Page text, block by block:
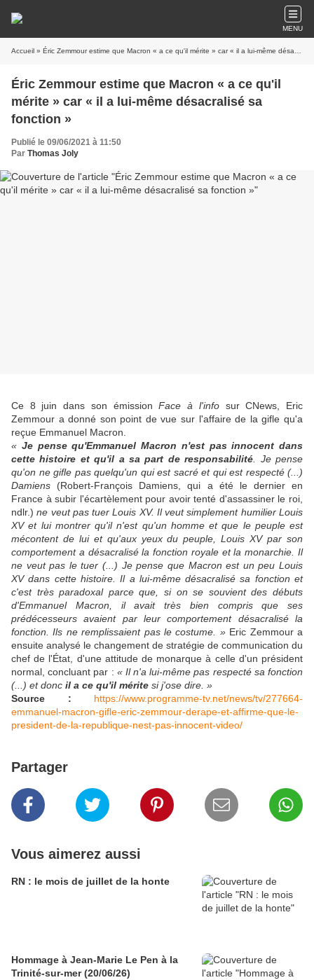
MENU
Accueil » Éric Zemmour estime que Macron « a ce qu'il mérite » car « il a lui-même désacralisé sa fonction »
Éric Zemmour estime que Macron « a ce qu'il
mérite » car « il a lui-même désacralisé sa
fonction »
Publié le 09/06/2021 à 11:50
Par Thomas Joly
Ce 8 juin dans son émissionFace à l'info sur CNews, Eric
Zemmour a donné son point de vue sur l'affaire de la gifle qu'a
reçue Emmanuel Macron.
« Je pense qu'Emmanuel Macron n'est pas innocent dans
cette histoire et qu'il a sa part de responsabilité . Je pense
qu'on ne gifle pas quelqu'un qui est sacré et qui est respecté (...)
Damiens (Robert-François Damiens, qui a été le dernier en
France à subir l'écartèlement pour avoir tenté d'assassiner le roi,
ndlr.)ne veut pas tuer Louis XV. Il veut simplement humilier Louis
XV et lui montrer qu'il n'est qu'un homme et que le peuple est
mécontent de lui et qu'aux yeux du peuple, Louis XV par son
comportement a désacralisé la fonction royale et la monarchie. Il
ne veut pas le tuer (...) Je pense que Macron est un peu Louis
XV dans cette histoire. Il a lui-même désacralisé sa fonction et
c'est très paradoxal parce que, si on se souvient des débuts
d'Emmanuel Macron, il avait très bien compris que ses
prédécesseurs avaient par leur comportement désacralisé la
fonction. Ils ne remplissaient pas le costume. » Eric Zemmour a
ensuite analysé le changement de stratégie de communication du
chef de l'État, d'une attitude de monarque à celle d'un président
normal, concluant par : « Il n'a lui-même pas respecté sa fonction
(...) et donc il a ce qu'il mérite si j'ose dire. »
Source :
https://www.programme-tv.net/news/tv/277664-
emmanuel-macron-gifle-eric-zemmour-derape-et-affirme-que-le-
president-de-la-republique-nest-pas-innocent-video/
Partager
Vous aimerez aussi
RN : le mois de juillet de la honte
Hommage à Jean-Marie Le Pen à la
Trinité-sur-mer (20/06/26)